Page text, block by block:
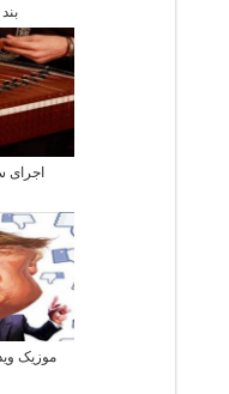
اجرای
موزیک